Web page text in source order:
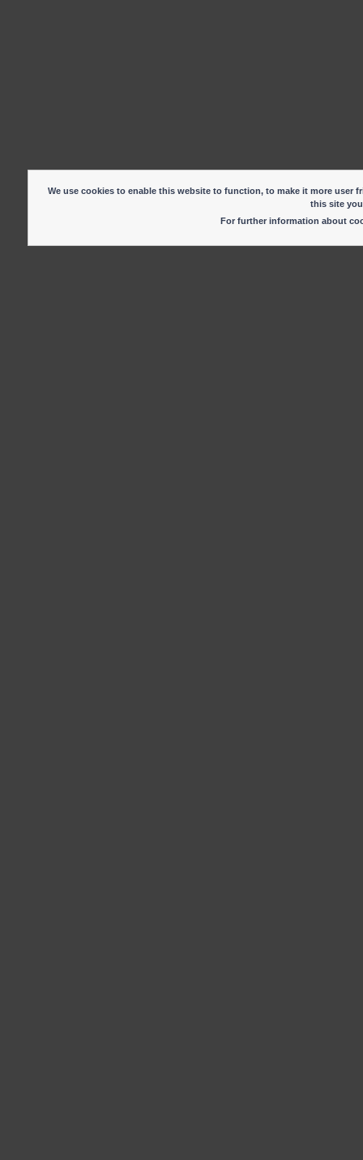
We use cookies to enable this website to function, to make it more
this site
For further information about